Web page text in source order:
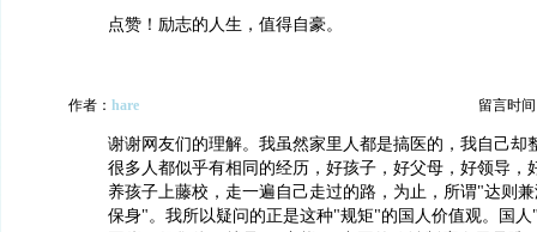
点赞！励志的人生，值得自豪。
作者： hare 留言时间
谢谢网友们的理解。我虽然家里人都是搞医的，我自己却
很多人都似乎有相同的经历，好孩子，好父母，好领导，
养孩子上藤校，走一遍自己走过的路，为止，所谓"达则
保身"。我所以疑问的正是这种"规矩"的国人价值观。国